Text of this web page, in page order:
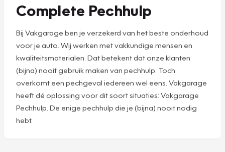
Complete Pechhulp
Bij Vakgarage ben je verzekerd van het beste onderhoud
voor je auto. Wij werken met vakkundige mensen en
kwaliteitsmaterialen. Dat betekent dat onze klanten
(bijna) nooit gebruik maken van pechhulp. Toch
overkomt een pechgeval iedereen wel eens. Vakgarage
heeft dé oplossing voor dit soort situaties: Vakgarage
Pechhulp. De enige pechhulp die je (bijna) nooit nodig
hebt.